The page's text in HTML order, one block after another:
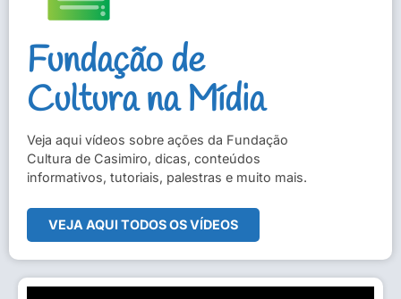
Fundação de
Cultura na Mídia
Veja aqui vídeos sobre ações da Fundação
Cultura de Casimiro, dicas, conteúdos
informativos, tutoriais, palestras e muito mais.
VEJA AQUI TODOS OS VÍDEOS